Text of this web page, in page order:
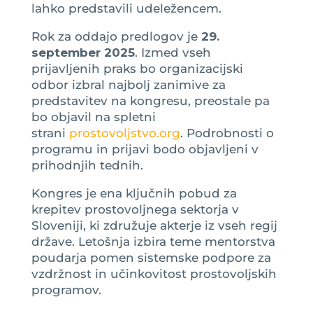
lahko predstavili udeležencem.
Rok za oddajo predlogov je 29.
september 2025. Izmed vseh
prijavljenih praks bo organizacijski
odbor izbral najbolj zanimive za
predstavitev na kongresu, preostale pa
bo objavil na spletni
strani prostovoljstvo.org. Podrobnosti o
programu in prijavi bodo objavljeni v
prihodnjih tednih.
Kongres je ena ključnih pobud za
krepitev prostovoljnega sektorja v
Sloveniji, ki združuje akterje iz vseh regij
države. Letošnja izbira teme mentorstva
poudarja pomen sistemske podpore za
vzdržnost in učinkovitost prostovoljskih
programov.